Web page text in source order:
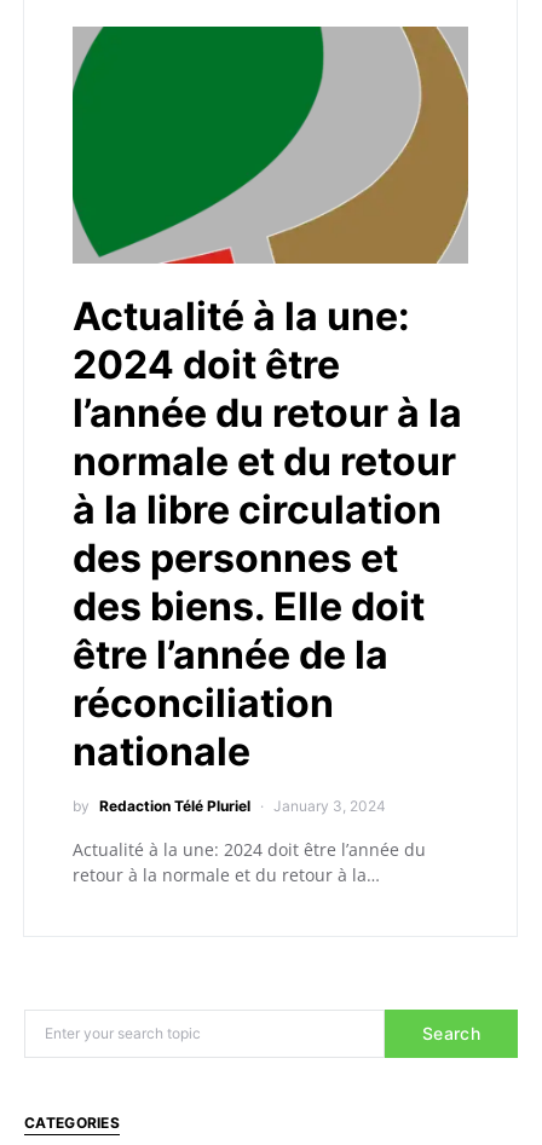
Actualité à la une:
2024 doit être
l’année du retour à la
normale et du retour
à la libre circulation
des personnes et
des biens. Elle doit
être l’année de la
réconciliation
nationale
by Redaction Télé Pluriel January 3, 2024
Actualité à la une: 2024 doit être l’année du
retour à la normale et du retour à la…
Search
CATEGORIES